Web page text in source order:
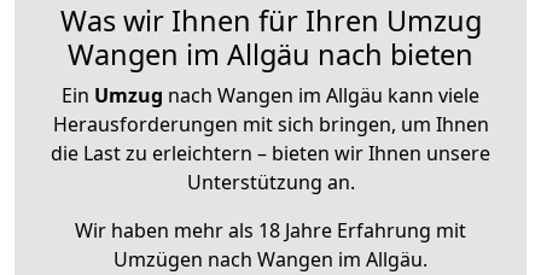
Was wir Ihnen für Ihren Umzug
Wangen im Allgäu nach bieten
Ein Umzug nach Wangen im Allgäu kann viele
Herausforderungen mit sich bringen, um Ihnen
die Last zu erleichtern – bieten wir Ihnen unsere
Unterstützung an.
Wir haben mehr als 18 Jahre Erfahrung mit
Umzügen nach Wangen im Allgäu.